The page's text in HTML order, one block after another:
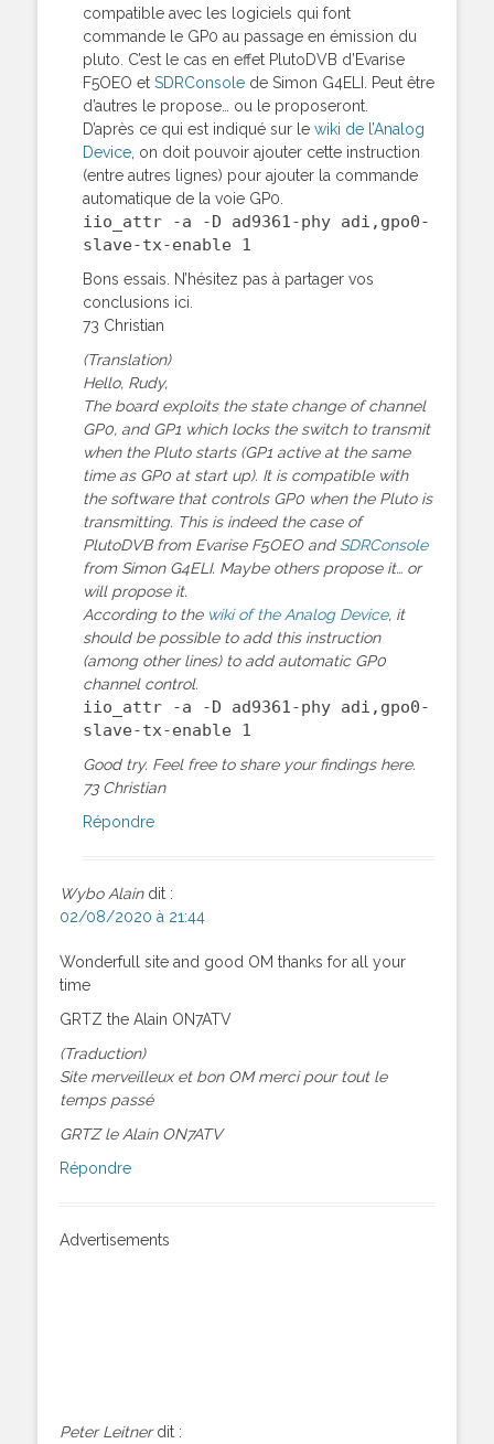
compatible avec les logiciels qui font
commande le GP0 au passage en émission du
pluto. C’est le cas en effet PlutoDVB d’Evarise
F5OEO et SDRConsole de Simon G4ELI. Peut être
d’autres le propose… ou le proposeront.
D’après ce qui est indiqué sur le wiki de l’Analog
Device , on doit pouvoir ajouter cette instruction
(entre autres lignes) pour ajouter la commande
automatique de la voie GP0.
iio_attr -a -D ad9361-phy adi,gpo0-
slave-tx-enable 1
Bons essais. N’hésitez pas à partager vos
conclusions ici.
73 Christian
(Translation)
Hello, Rudy,
The board exploits the state change of channel
GP0, and GP1 which locks the switch to transmit
when the Pluto starts (GP1 active at the same
time as GP0 at start up). It is compatible with
the software that controls GP0 when the Pluto is
transmitting. This is indeed the case of
PlutoDVB from Evarise F5OEO and SDRConsole
from Simon G4ELI. Maybe others propose it… or
will propose it.
According to the wiki of the Analog Device, it
should be possible to add this instruction
(among other lines) to add automatic GP0
channel control.
iio_attr -a -D ad9361-phy adi,gpo0-
slave-tx-enable 1
Good try. Feel free to share your findings here.
73 Christian
Répondre
Wybo Alain dit :
02/08/2020 à 21:44
Wonderfull site and good OM thanks for all your
time
GRTZ the Alain ON7ATV
(Traduction)
Site merveilleux et bon OM merci pour tout le
temps passé
GRTZ le Alain ON7ATV
Répondre
Advertisements
Peter Leitner dit :